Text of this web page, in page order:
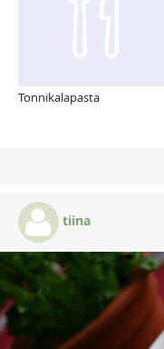
Tonnikalapasta
tiina